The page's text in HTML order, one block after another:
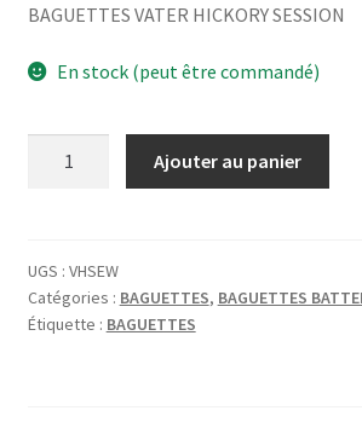
BAGUETTES VATER HICKORY SESSION
En stock (peut être commandé)
HICKORY
SESSION
Ajouter au panier
UGS : VHSEW
Catégories : BAGUETTES, BAGUETTES
Étiquette : BAGUETTES